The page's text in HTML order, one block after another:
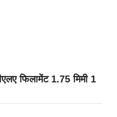
फिलामेंट 1.75 मिमी 1